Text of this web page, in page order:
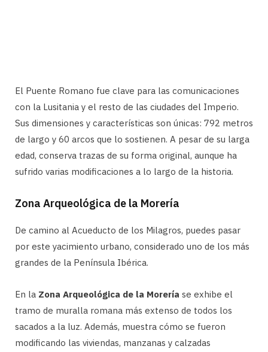
El Puente Romano fue clave para las comunicaciones
con la Lusitania y el resto de las ciudades del Imperio.
Sus dimensiones y características son únicas: 792 metros
de largo y 60 arcos que lo sostienen. A pesar de su larga
edad, conserva trazas de su forma original, aunque ha
sufrido varias modificaciones a lo largo de la historia.
Zona Arqueológica de la Morería
De camino al Acueducto de los Milagros, puedes pasar
por este yacimiento urbano, considerado uno de los más
grandes de la Península Ibérica.
En la Zona Arqueológica de la Morería se exhibe el
tramo de muralla romana más extenso de todos los
sacados a la luz. Además, muestra cómo se fueron
modificando las viviendas, manzanas y calzadas